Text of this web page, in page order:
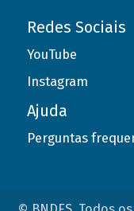
Redes Sociais
YouTube
Instagram
Ajuda
Perguntas